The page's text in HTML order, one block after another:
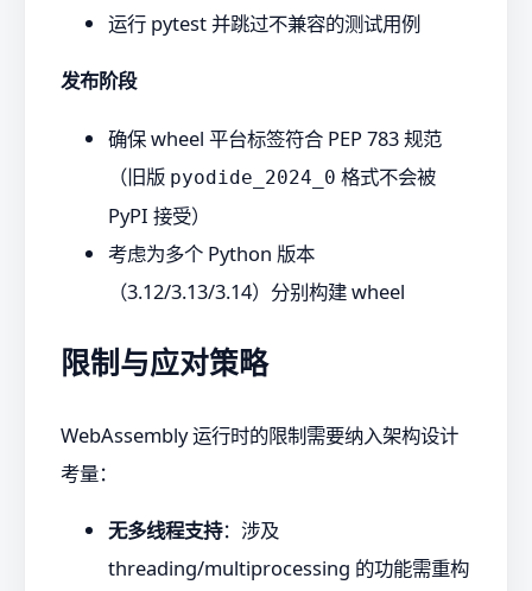
运行 pytest 并跳过不兼容的测试用例
发布阶段
确保 wheel 平台标签符合 PEP 783 规范
（旧版 pyodide_2024_0 格式不会被
PyPI 接受）
考虑为多个 Python 版本
（3.12/3.13/3.14）分别构建 wheel
限制与应对策略
WebAssembly 运行时的限制需要纳入架构设计
考量：
无多线程支持：涉及
threading/multiprocessing 的功能需重构